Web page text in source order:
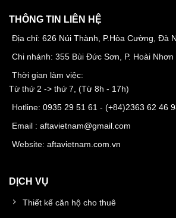
THÔNG TIN LIÊN HỆ
Địa chỉ: 626 Núi Thành, P.Hòa Cường, Đà
Chi nhánh: 355 Bùi Đức Sơn, P. Hoài
Thời gian làm việc:
Từ thứ 2 -> thứ 7, (Từ 8h - 17h)
Hotline: 0935 29 51 61 - (+84)2363 62 46
Email : aftavietnam@gmail.com
Website: aftavietnam.com.vn
DỊCH VỤ
Thiết kế căn hộ cho thuê